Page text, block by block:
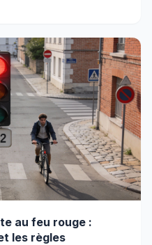
au feu rouge :
les règles